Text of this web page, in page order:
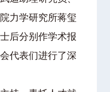
力学研究所蒋玺
后分别作学术报
代表们进行了深